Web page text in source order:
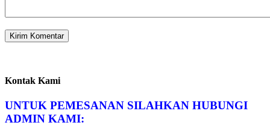
Kontak Kami
UNTUK PEMESANAN SILAHKAN HUBUNGI
ADMIN KAMI: